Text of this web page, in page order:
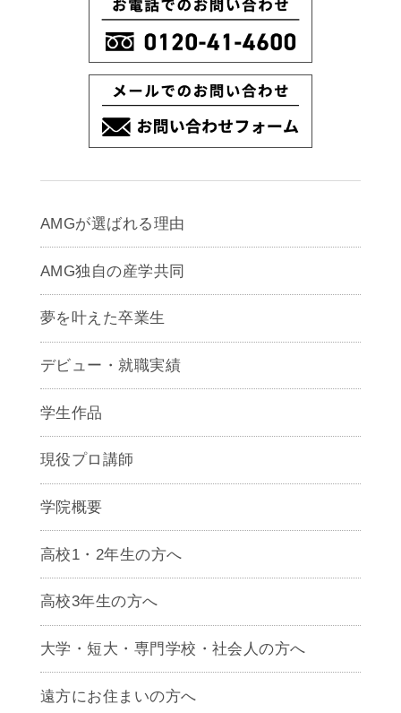
AMGが選ばれる理由
AMG独自の産学共同
夢を叶えた卒業生
デビュー・就職実績
学生作品
現役プロ講師
学院概要
高校1・2年生の方へ
高校3年生の方へ
大学・短大・専門学校・社会人の方へ
遠方にお住まいの方へ